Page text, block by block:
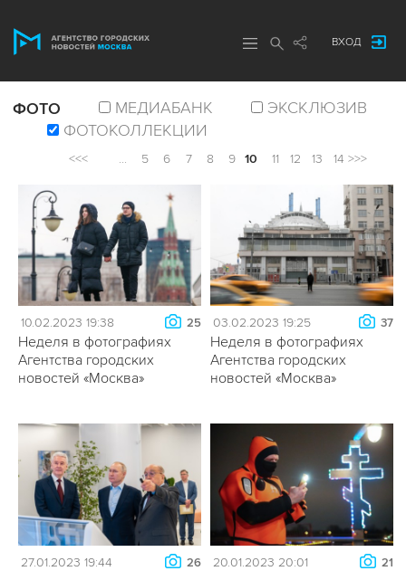
ВХОД
ФОТО МЕДИАБАНК
ЭКСКЛЮЗИВ
ФОТОКОЛЛЕКЦИИ
<<< ... 5 6 7 8 9 10 11 12 13 14 >>>
10.02.2023 19:38 25
Неделя в фотографиях
Агентства городских
новостей «Москва»
03.02.2023 19:25 37
Неделя в фотографиях
Агентства городских
новостей «Москва»
27.01.2023 19:44 26 20.01.2023 20:01 21